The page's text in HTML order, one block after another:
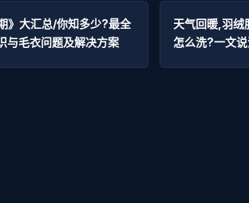
》大汇总/你知多少?最全
与毛衣问题及解决方案
天气回暖,羽绒
怎么洗?一文